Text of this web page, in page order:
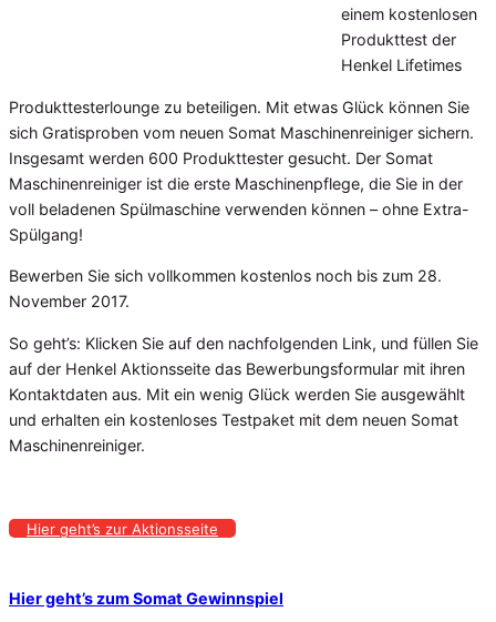
einem kostenlosen
Produkttest der
Henkel Lifetimes
Produkttesterlounge zu beteiligen. Mit etwas Glück können Sie
sich Gratisproben vom neuen Somat Maschinenreiniger sichern.
Insgesamt werden 600 Produkttester gesucht. Der Somat
Maschinenreiniger ist die erste Maschinenpflege, die Sie in der
voll beladenen Spülmaschine verwenden können – ohne Extra-
Spülgang!
Bewerben Sie sich vollkommen kostenlos noch bis zum 28.
November 2017.
So geht’s: Klicken Sie auf den nachfolgenden Link, und füllen Sie
auf der Henkel Aktionsseite das Bewerbungsformular mit ihren
Kontaktdaten aus. Mit ein wenig Glück werden Sie ausgewählt
und erhalten ein kostenloses Testpaket mit dem neuen Somat
Maschinenreiniger.
Hier geht’s zur Aktionsseite
Hier geht’s zum Somat Gewinnspiel